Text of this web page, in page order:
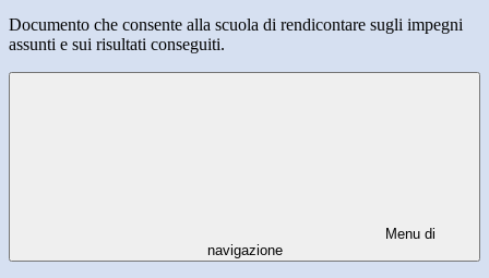
Documento che consente alla scuola di rendicontare sugli impegni
assunti e sui risultati conseguiti.
Menu di
navigazione